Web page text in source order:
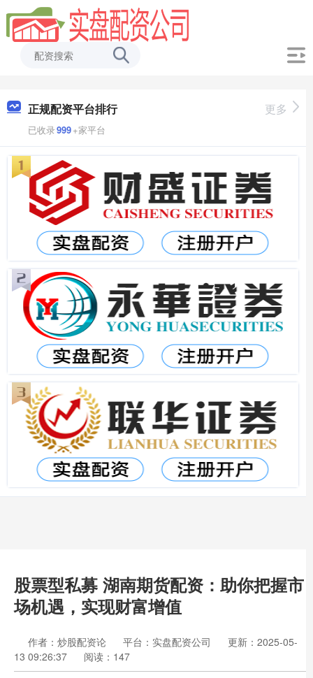
正规配资平台排行
已收录999+家平台
更多
股票型私募 湖南期货配资：助你把握市
场机遇，实现财富增值
作者：炒股配资论 平台：实盘配资公司
更新：2025-05-
13 09:26:37
阅读：147